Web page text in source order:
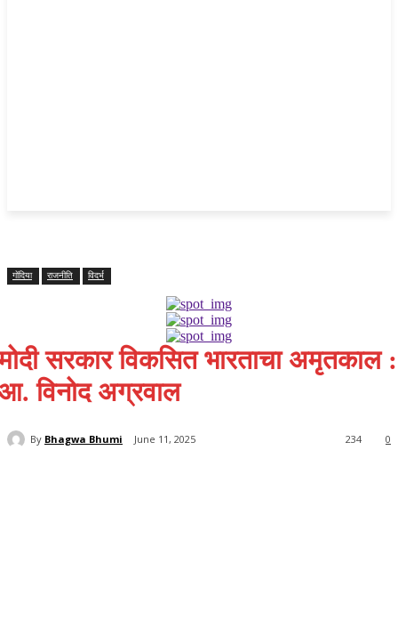
गोंदिया राजनीति विदर्भ
सरकार विकसित भारताचा अमृतकाल :
विनोद अग्रवाल
By Bhagwa Bhumi June 11, 2025 0
234